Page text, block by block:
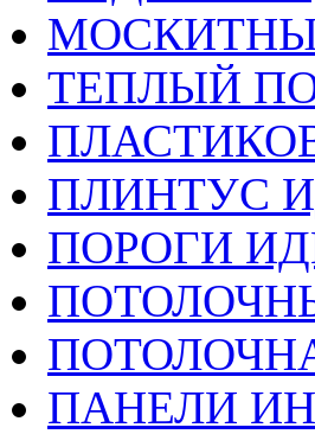
ТЕПЛЫЙ
ПЛИНТУС
ПОРОГИ
ПАНЕЛИ